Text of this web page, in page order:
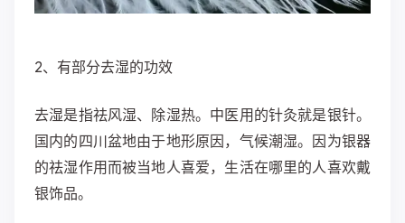
2、有部分去湿的功效
去湿是指祛风湿、除湿热。中医用的针灸就是银针。
国内的四川盆地由于地形原因，气候潮湿。因为银器
的祛湿作用而被当地人喜爱，生活在哪里的人喜欢戴
银饰品。